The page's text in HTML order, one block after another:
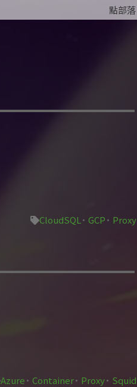
點部落
CloudSQL
GCP Proxy
Azure
Container Proxy Squid